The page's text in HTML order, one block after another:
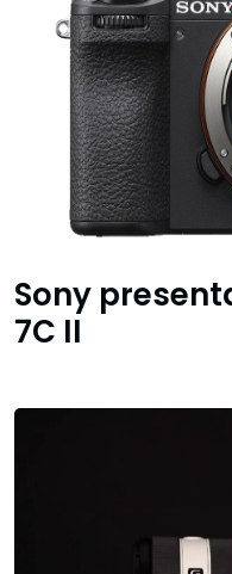
Sony
7C II